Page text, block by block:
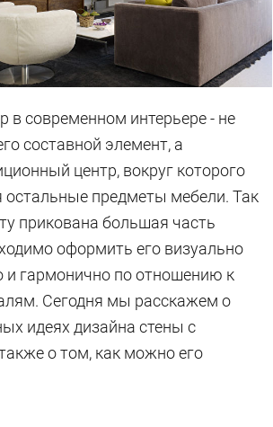
в современном интерьере - не
составной элемент, а
центр, вокруг которого
предметы мебели. Так
прикована большая часть
оформить его визуально
и гармонично по отношению к
Сегодня мы расскажем о
идеях дизайна стены с
о том, как можно его